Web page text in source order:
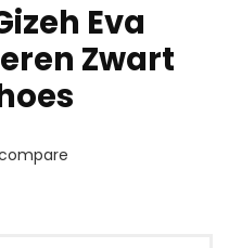
Eva
Zwart